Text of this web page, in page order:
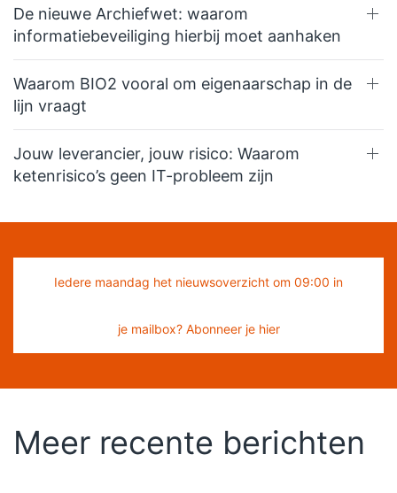
De nieuwe Archiefwet: waarom
informatiebeveiliging hierbij moet aanhaken
Waarom BIO2 vooral om eigenaarschap in de
lijn vraagt
Jouw leverancier, jouw risico: Waarom
ketenrisico’s geen IT-probleem zijn
Iedere maandag het nieuwsoverzicht om 09:00 in
je mailbox? Abonneer je hier
Meer recente berichten